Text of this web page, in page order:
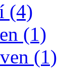
(4)
(1)
(1)